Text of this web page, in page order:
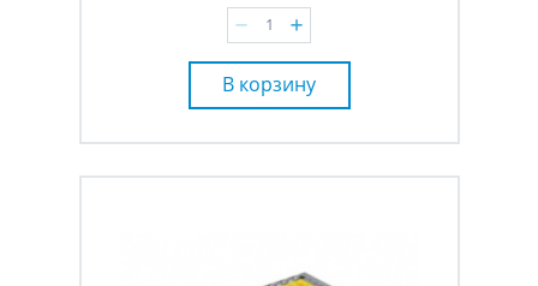
В корзину